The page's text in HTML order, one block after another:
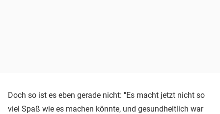
Doch so ist es eben gerade nicht: "Es macht jetzt nicht so
viel Spaß wie es machen könnte, und gesundheitlich war